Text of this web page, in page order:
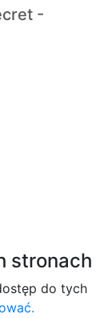
-
stronach
do tych